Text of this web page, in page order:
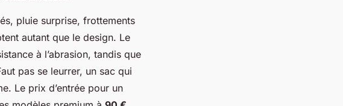
pluie surprise, frottements
autant que le design. Le
à l’abrasion, tandis que
pas se leurrer, un sac qui
Le prix d’entrée pour un